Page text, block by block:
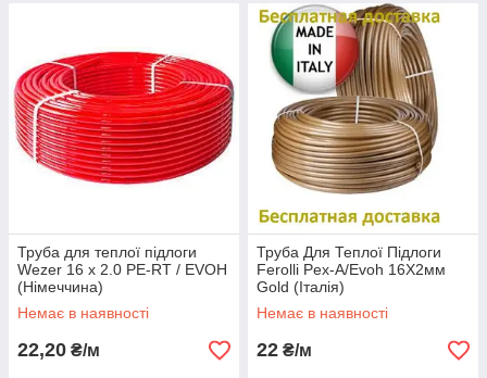
Труба для теплої підлоги
Wezer 16 х 2.0 PE-RT / EVOH
(Німеччина)
Немає в наявності
22,20 ₴/м
Труба Для Теплої Підлоги
Ferolli Pex-A/Evoh 16Х2мм
Gold (Італія)
Немає в наявності
22 ₴/м